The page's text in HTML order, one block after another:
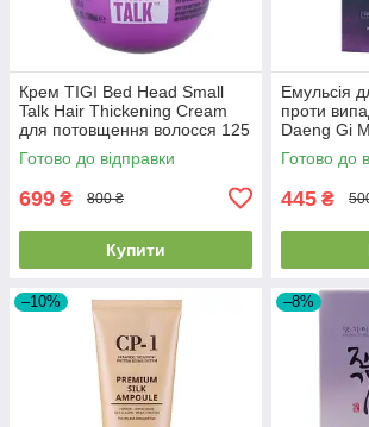
Крем TIGI Bed Head Small
Talk Hair Thickening Cream
для потовщення волосся 125
мл
Готово до відправки
699 ₴ 800 ₴
Купити
Емульсія
проти
Daeng Gi
Scalp Pack
мл
Готово до
445 ₴
–10% –8%